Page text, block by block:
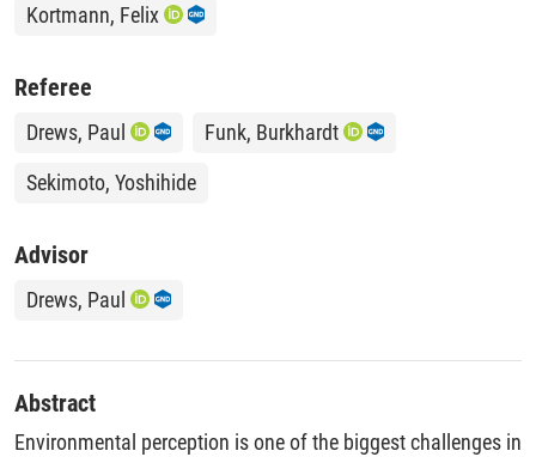
Kortmann, Felix
Referee
Drews, Paul
Funk, Burkhardt
Sekimoto, Yoshihide
Advisor
Drews, Paul
Abstract
Environmental perception is one of the biggest challenges in